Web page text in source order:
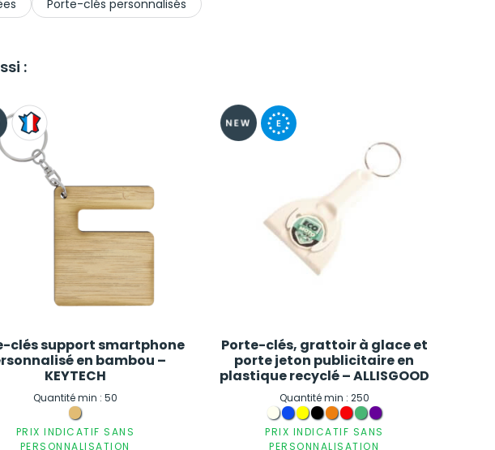
Porte-clés personnalisés
:
clés support smartphone
en bambou –
KEYTECH
Quantité min : 50
PRIX INDICATIF SANS
PERSONNALISATION
Porte-clés, grattoir à glace et
porte jeton publicitaire en
plastique recyclé – ALLISGOOD
Quantité min : 250
PRIX INDICATIF SANS
PERSONNALISATION